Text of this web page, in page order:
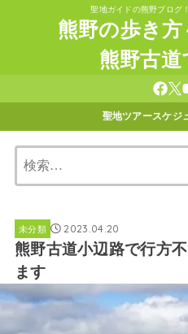
聖地ガイドの熊野ブログ
熊野の歩き方
熊野古道
聖地ツアースケジ
未分類 2023.04.20
熊野古道小辺路で行方
ます